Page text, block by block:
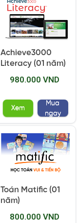
Achieve3000
Literacy (01 năm)
980.000 VND
Xem
Mua
ngay
Toán Matific (01
năm)
800.000 VND